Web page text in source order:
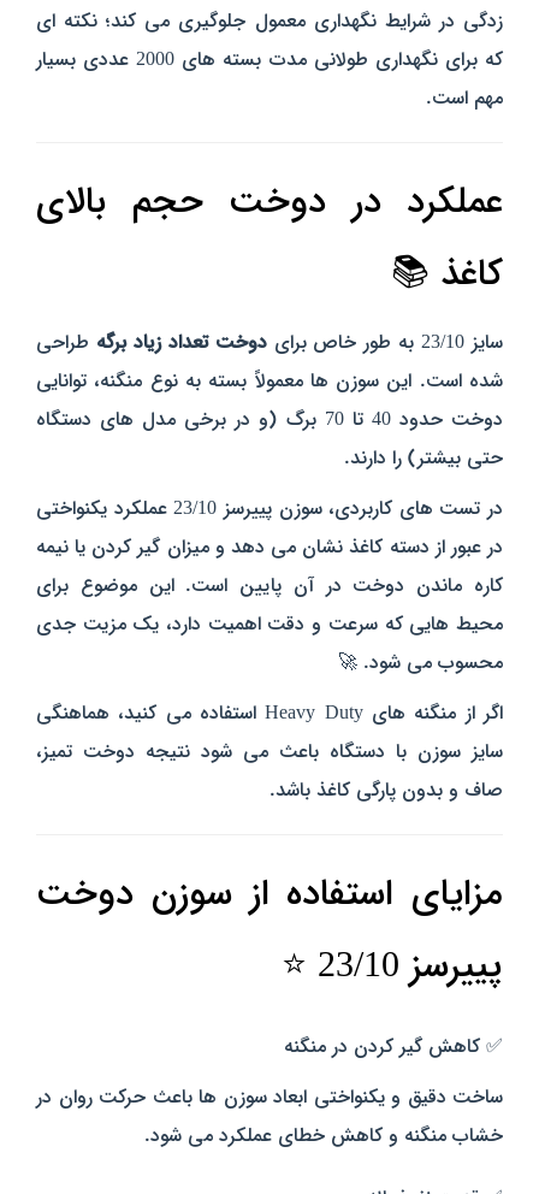
زدگی در شرایط نگهداری معمول جلوگیری می‌ کند؛ نکته‌ ای
که برای نگهداری طولانی‌ مدت بسته‌ های 2000 عددی بسیار
مهم است.
عملکرد در دوخت حجم بالای
کاغذ 📚
سایز 23/10 به طور خاص برای دوخت تعداد زیاد برگه طراحی
شده است. این سوزن‌ ها معمولاً بسته به نوع منگنه، توانایی
دوخت حدود 40 تا 70 برگ (و در برخی مدل‌ های دستگاه
حتی بیشتر) را دارند.
در تست‌ های کاربردی، سوزن پییرسز 23/10 عملکرد یکنواختی
در عبور از دسته کاغذ نشان می‌ دهد و میزان گیر کردن یا نیمه‌
کاره ماندن دوخت در آن پایین است. این موضوع برای
محیط‌ هایی که سرعت و دقت اهمیت دارد، یک مزیت جدی
محسوب می‌ شود. 🚀
اگر از منگنه‌ های Heavy Duty استفاده می‌ کنید، هماهنگی
سایز سوزن با دستگاه باعث می‌ شود نتیجه دوخت تمیز،
صاف و بدون پارگی کاغذ باشد.
مزایای استفاده از سوزن دوخت
پییرسز 23/10 ⭐
✅ کاهش گیر کردن در منگنه
ساخت دقیق و یکنواختی ابعاد سوزن‌ ها باعث حرکت روان در
خشاب منگنه و کاهش خطای عملکرد می‌ شود.